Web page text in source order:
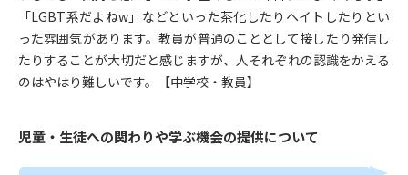
「LGBT系だよねw」などといった茶化したりヘイトしたりとい
った雰囲気があります。教員が普通のこととして接したり発信し
たりすることが大切だと感じますが、人それぞれの認識をかえる
のはやはり難しいです。【中学校・教員】
児童・生徒への関わりや学ぶ機会の提供について